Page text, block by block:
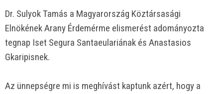
Dr. Sulyok Tamás a Magyarország Köztársasági
Elnökének Arany Érdemérme elismerést adományozta
tegnap Iset Segura Santaeulariának és Anastasios
Gkaripisnek.
Az ünnepségre mi is meghívást kaptunk azért, hogy a